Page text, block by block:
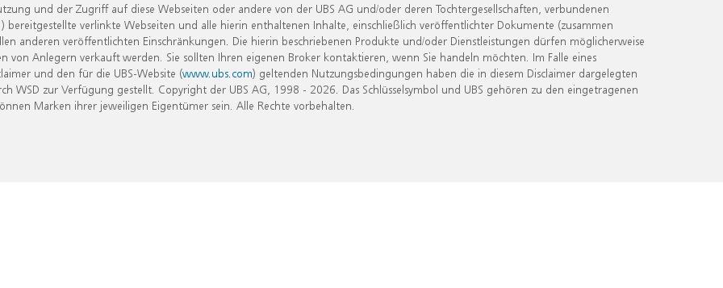
und der Zugriff auf diese Webseiten oder andere von der UBS AG und/oder deren Tochtergesellschaften, verbundenen
verlinkte Webseiten und alle hierin enthaltenen Inhalte, einschließlich veröffentlichter Dokumente (zusammen
anderen veröffentlichten Einschränkungen. Die hierin beschriebenen Produkte und/oder Dienstleistungen dürfen möglicherweise
Anlegern verkauft werden. Sie sollten Ihren eigenen Broker kontaktieren, wenn Sie handeln möchten. Im Falle eines
und den für die UBS-Website (www.ubs.com) geltenden Nutzungsbedingungen haben die in diesem Disclaimer dargelegten
zur Verfügung gestellt. Copyright der UBS AG, 1998 - 2026. Das Schlüsselsymbol und UBS gehören zu den eingetragenen
Marken ihrer jeweiligen Eigentümer sein. Alle Rechte vorbehalten.